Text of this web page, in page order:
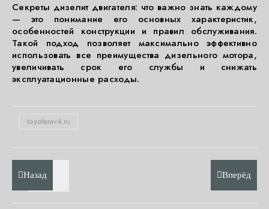
Секреты дизелит двигателя: что важно знать каждому
— это понимание его основных характеристик,
особенностей конструкции и правил обслуживания.
Такой подход позволяет максимально эффективно
использовать все преимущества дизельного мотора,
увеличивать срок его службы и снижать
эксплуатационные расходы.
toyotarav4.ru
Назад Вперёд